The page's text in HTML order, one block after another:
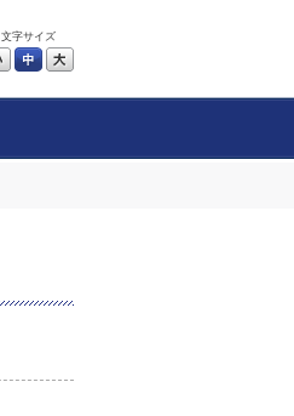
文字サイズ
小 中